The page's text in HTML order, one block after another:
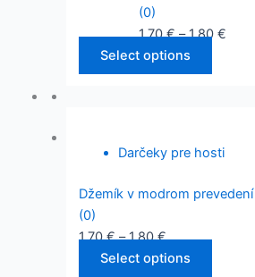
(0)
1,70€–1,80 €
Select options
Darčeky pre hosti
Džemík v modrom prevedení
(0)
1,70€–1,80€
Select options